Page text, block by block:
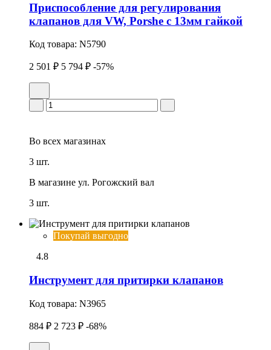
Приспособление для регулирования
клапанов для VW, Porshe с 13мм гайкой
Код товара: N5790
2 501 ₽ 5 794 ₽ -57%
Во всех магазинах
3 шт.
В магазине ул. Рогожский вал
3 шт.
Покупай выгодно
4.8
Инструмент для притирки клапанов
Код товара: N3965
884 ₽ 2 723 ₽ -68%